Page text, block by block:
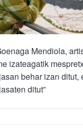
Mendiola,
izateagatik
behar izan ditut,
ditut”